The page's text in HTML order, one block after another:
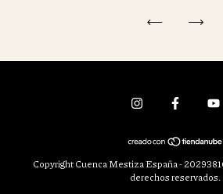
Copyright Cuenca Mestiza España -
derechos reservados.